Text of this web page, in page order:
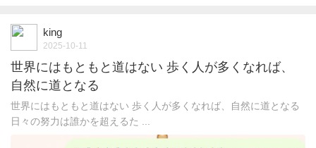
king
2025-10-11
世界にはもともと道はない 歩く人が多くなれば、
自然に道となる
世界にはもともと道はない 歩く人が多くなれば、自然に道となる
日々の努力は誰かを超えるた ...